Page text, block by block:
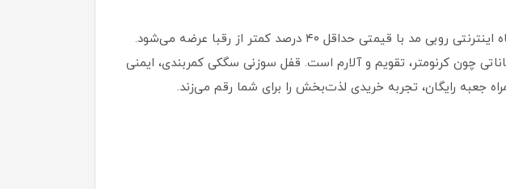
ساعت مچی دیجیتال بيدو BIDOO با فرم دایره‌ای و بند سیلیکونی ضد حساسیت، در فروشگاه اینترنتی روبی مد با قیمتی حداقل ۴۰ درصد کمتر از رقبا عرضه می‌شود.
در شب و امکاناتی چون کرنومتر، تقویم و آلارم است. قفل سوزنی سگکی کمربندی، ایمنی
جعبه رایگان، تجربه خریدی لذت‌بخش را برای شما رقم می‌زند.